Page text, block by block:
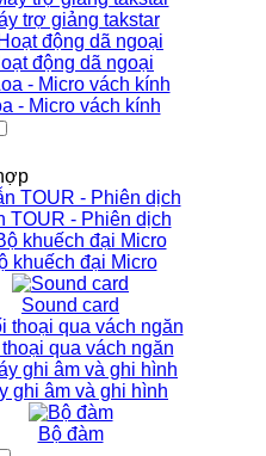
trợ giảng takstar
động dã ngoại
- Micro vách kính
TOUR - Phiên dịch
khuếch đại Micro
Sound card
qua vách ngăn
ghi âm và ghi hình
Bộ đàm